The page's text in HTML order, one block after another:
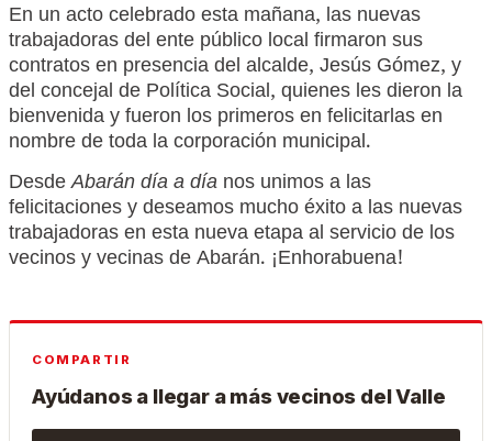
En un acto celebrado esta mañana, las nuevas
trabajadoras del ente público local firmaron sus
contratos en presencia del alcalde, Jesús Gómez, y
del concejal de Política Social, quienes les dieron la
bienvenida y fueron los primeros en felicitarlas en
nombre de toda la corporación municipal.
DesdeAbarán día a día nos unimos a las
felicitaciones y deseamos mucho éxito a las nuevas
trabajadoras en esta nueva etapa al servicio de los
vecinos y vecinas de Abarán. ¡Enhorabuena!
COMPARTIR
Ayúdanos a llegar a más vecinos del Valle